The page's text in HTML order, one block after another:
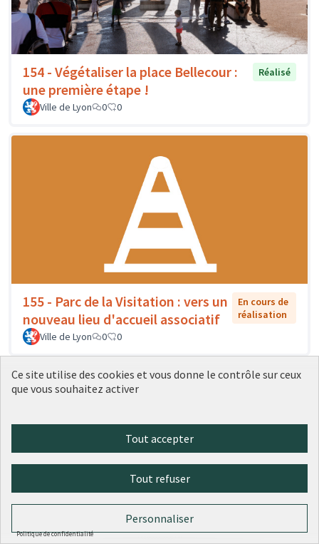
154 - Végétaliser la place Bellecour :
une première étape !
Réalisé
Ville de Lyon 0 0
155 - Parc de la Visitation : vers un
nouveau lieu d'accueil associatif
En cours de
réalisation
Ville de Lyon
0 0
156 - Des artistes dans l'école : un
En cours
Ce site utilise des cookies et vous donne le contrôle sur ceux
que vous souhaitez activer
Tout accepter
Tout refuser
Personnaliser
Politique de confidentialité